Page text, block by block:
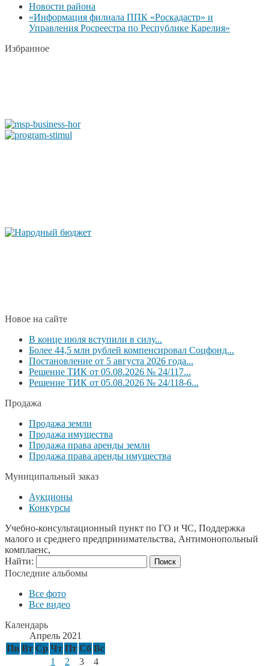
Новости района
«Информация филиала ППК «Роскадастр» и
Управления Росреестра по Республике Карелия»
Избранное
Новое на сайте
В конце июля вступили в силу...
Более 44,5 млн рублей компенсировал Соцфонд...
Постановление от 5 августа 2026 года...
Решение ТИК от 05.08.2026 № 24/117...
Решение ТИК от 05.08.2026 № 24/118-6...
Продажа
Продажа земли
Продажа имущества
Продажа права аренды земли
Продажа права аренды имущества
Муниципальный заказ
Аукционы
Конкурсы
Учебно-консультационный пункт по ГО и ЧС, Поддержка
малого и среднего предпринимательства, Антимонопольный
комплаенс,
Найти:
Последние альбомы
Все фото
Все видео
Календарь
Апрель 2021
Пн Вт Ср Чт Пт Сб Вс
1
2 3 4